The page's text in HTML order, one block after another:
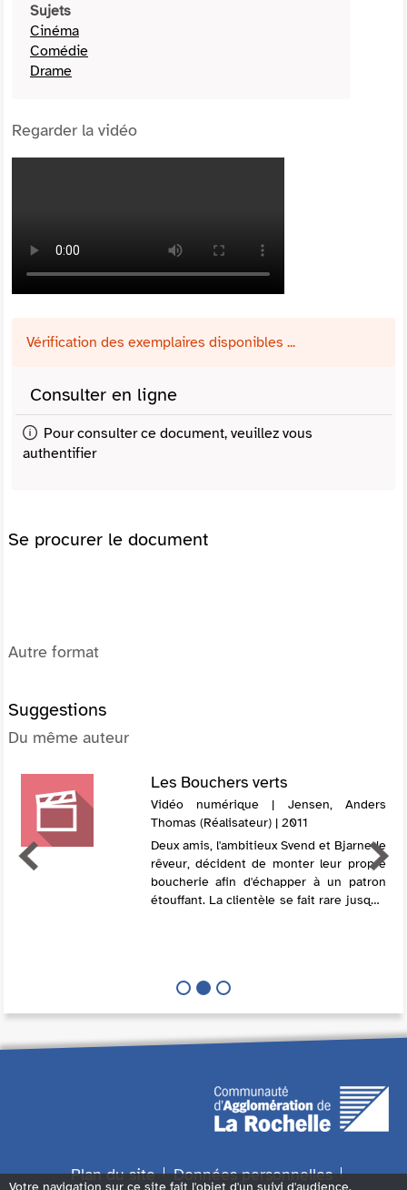
Sujets
Cinéma
Comédie
Drame
Regarder la vidéo
Vérification des exemplaires disponibles ...
Consulter en ligne
Pour consulter ce document, veuillez vous
authentifier
Se procurer le document
Autre format
Suggestions
Du même auteur
Les Bouchers verts
Vidéo numérique | Jensen, Anders
Thomas (Réalisateur) | 2011
Deux amis, l'ambitieux Svend et Bjarne le
rêveur, décident de monter leur propre
boucherie afin d'échapper à un patron
étouffant. La clientèle se fait rare jusqu'à
Plan du site
Données personnelles
Votre navigation sur ce site fait l'objet d'un suivi d'audience.